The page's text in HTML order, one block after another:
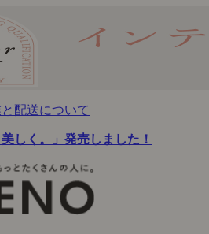
配送について
しく。」発売しました！